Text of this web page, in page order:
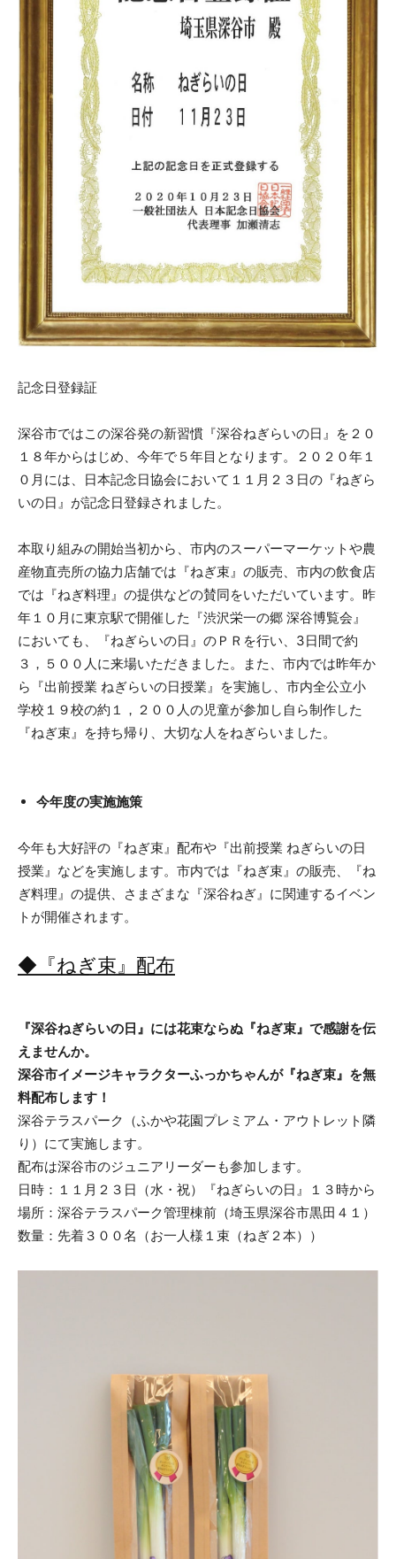
記念日登録証
深谷市ではこの深谷発の新習慣『深谷ねぎらいの日』を２０
１８年からはじめ、今年で５年目となります。２０２０年１
０月には、日本記念日協会において１１月２３日の『ねぎら
いの日』が記念日登録されました。
本取り組みの開始当初から、市内のスーパーマーケットや農
産物直売所の協力店舗では『ねぎ束』の販売、市内の飲食店
では『ねぎ料理』の提供などの賛同をいただいています。昨
年１０月に東京駅で開催した『渋沢栄一の郷 深谷博覧会』
においても、『ねぎらいの日』のＰＲを行い、3日間で約
３，５００人に来場いただきました。また、市内では昨年か
ら『出前授業 ねぎらいの日授業』を実施し、市内全公立小
学校１９校の約１，２００人の児童が参加し自ら制作した
『ねぎ束』を持ち帰り、大切な人をねぎらいました。
今年度の実施施策
今年も大好評の『ねぎ束』配布や『出前授業 ねぎらいの日
授業』などを実施します。市内では『ねぎ束』の販売、『ね
ぎ料理』の提供、さまざまな『深谷ねぎ』に関連するイベン
トが開催されます。
◆『ねぎ束』配布
『深谷ねぎらいの日』には花束ならぬ『ねぎ束』で感謝を伝
えませんか。
深谷市イメージキャラクターふっかちゃんが『ねぎ束』を無
料配布します！
深谷テラスパーク（ふかや花園プレミアム・アウトレット隣
り）にて実施します。
配布は深谷市のジュニアリーダーも参加します。
日時：１１月２３日（水・祝）『ねぎらいの日』１３時から
場所：深谷テラスパーク管理棟前（埼玉県深谷市黒田４１）
数量：先着３００名（お一人様１束（ねぎ２本））